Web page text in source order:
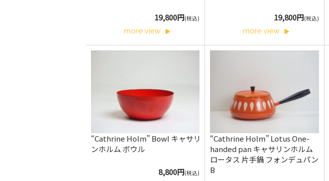
19,800円(税込)
more view
19,800円(税込)
more view
“Cathrine Holm” Bowl キャサリ
ンホルム ボウル
8,800円(税込)
“Cathrine Holm” Lotus One-
handed pan キャサリンホルム
ロータス 片手鍋 フォンデュパン
B